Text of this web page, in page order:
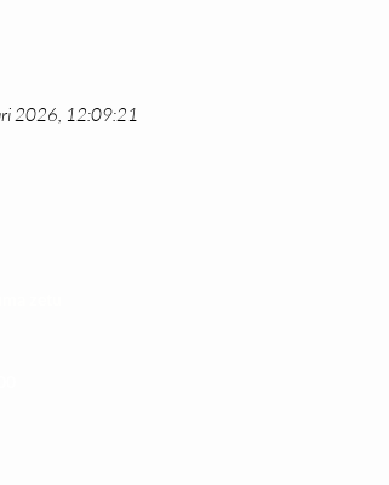
2026, 12:09:21